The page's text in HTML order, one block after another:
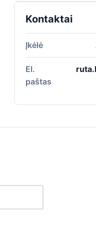
Kontaktai
Įkėlė
El.
paštas